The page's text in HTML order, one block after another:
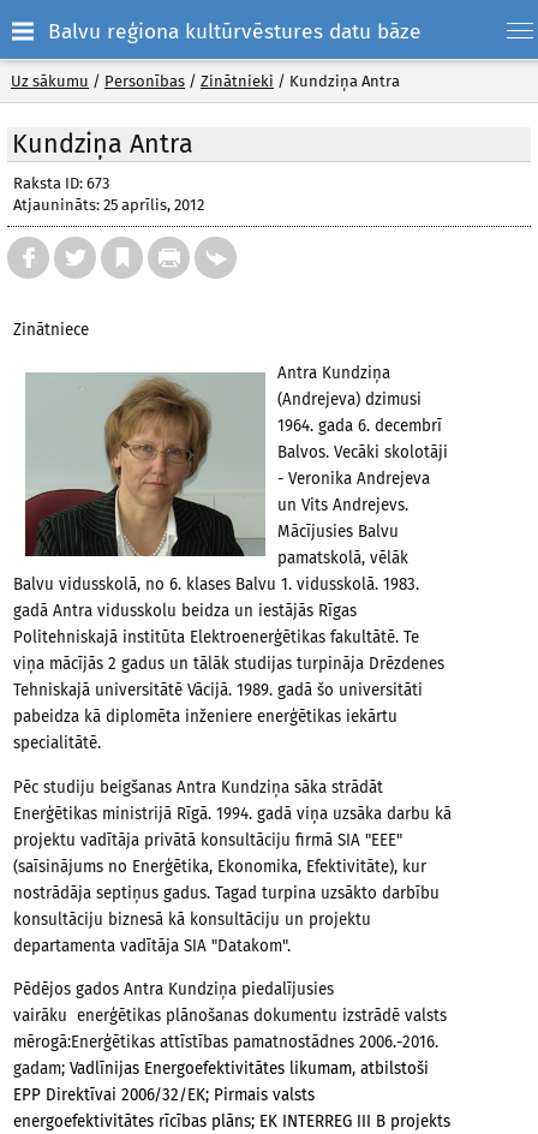
Balvu reģiona kultūrvēstures datu bāze
Uz sākumu / Personības / Zinātnieki / Kundziņa Antra
Kundziņa Antra
Raksta ID: 673
Atjaunināts: 25 aprīlis, 2012
Zinātniece
Antra Kundziņa
(Andrejeva) dzimusi
1964. gada 6. decembrī
Balvos. Vecāki skolotāji
- Veronika Andrejeva
un Vits Andrejevs.
Mācījusies Balvu
pamatskolā, vēlāk
Balvu vidusskolā, no 6. klases Balvu 1. vidusskolā. 1983.
gadā Antra vidusskolu beidza un iestājās Rīgas
Politehniskajā institūta Elektroenerģētikas fakultātē. Te
viņa mācījās 2 gadus un tālāk studijas turpināja Drēzdenes
Tehniskajā universitātē Vācijā. 1989. gadā šo universitāti
pabeidza kā diplomēta inženiere enerģētikas iekārtu
specialitātē.
Pēc studiju beigšanas Antra Kundziņa sāka strādāt
Enerģētikas ministrijā Rīgā. 1994. gadā viņa uzsāka darbu kā
projektu vadītāja privātā konsultāciju firmā SIA "EEE"
(saīsinājums no Enerģētika, Ekonomika, Efektivitāte), kur
nostrādāja septiņus gadus. Tagad turpina uzsākto darbību
konsultāciju biznesā kā konsultāciju un projektu
departamenta vadītāja SIA "Datakom".
Pēdējos gados Antra Kundziņa piedalījusies
vairāku enerģētikas plānošanas dokumentu izstrādē valsts
mērogā:Enerģētikas attīstības pamatnostādnes 2006.-2016.
gadam; Vadlīnijas Energoefektivitātes likumam, atbilstoši
EPP Direktīvai 2006/32/EK; Pirmais valsts
energoefektivitātes rīcības plāns; EK INTERREG III B projekts